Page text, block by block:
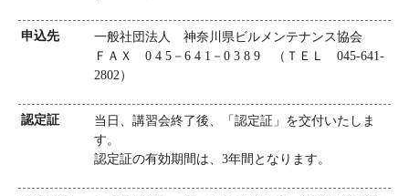
申込先
一般社団法人 神奈川県ビルメンテナンス協会
ＦＡＸ 0 4 5－6 4 1－0 3 8 9 （ＴＥＬ 045-641-
2802）
認定証
当日、講習会終了後、「認定証」を交付いたしま
す。
認定証の有効期間は、3年間となります。